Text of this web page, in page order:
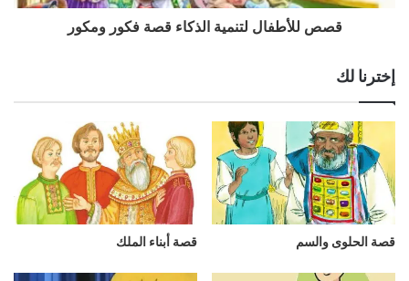
قصص للأطفال لتنمية الذكاء قصة فكور ومكور
إخترنا لك
قصة الحلوى والسم قصة أبناء الملك